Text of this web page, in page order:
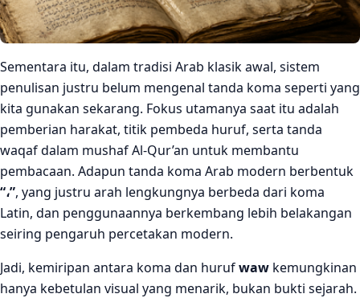
Sementara itu, dalam tradisi Arab klasik awal, sistem
penulisan justru belum mengenal tanda koma seperti yang
kita gunakan sekarang. Fokus utamanya saat itu adalah
pemberian harakat, titik pembeda huruf, serta tanda
waqaf dalam mushaf Al-Qur’an untuk membantu
pembacaan. Adapun tanda koma Arab modern berbentuk
“،”, yang justru arah lengkungnya berbeda dari koma
Latin, dan penggunaannya berkembang lebih belakangan
seiring pengaruh percetakan modern.
Jadi, kemiripan antara koma dan hurufwaw kemungkinan
hanya kebetulan visual yang menarik, bukan bukti sejarah.